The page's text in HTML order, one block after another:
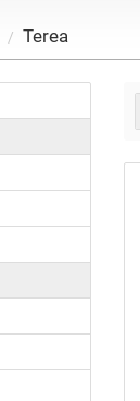
Terea